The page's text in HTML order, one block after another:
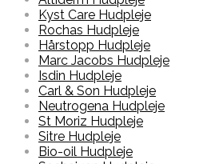
Kyst Care Hudpleje
Rochas Hudpleje
Hårstopp Hudpleje
Marc Jacobs Hudpleje
Isdin Hudpleje
Carl & Son Hudpleje
Neutrogena Hudpleje
St Moriz Hudpleje
Sitre Hudpleje
Bio-oil Hudpleje